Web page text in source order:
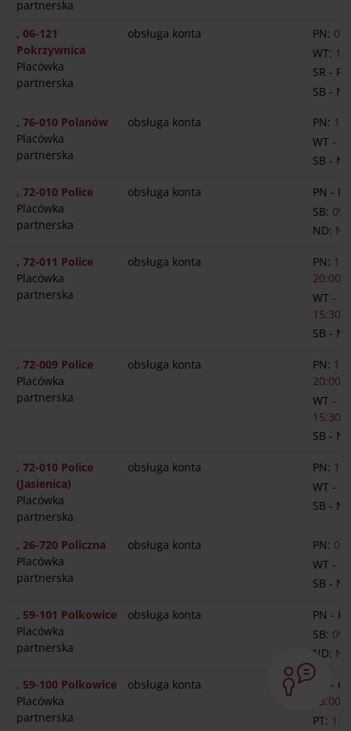
partnerska
, 06-121
Pokrzywnica
Placówka
partnerska
obsługa konta PN:
WT:
SR -
SB -
, 76-010 Polanów
Placówka
partnerska
obsługa konta PN:
WT -
SB -
, 72-010 Police
Placówka
partnerska
obsługa konta
PN -
SB:
ND:
, 72-011 Police
Placówka
partnerska
obsługa konta PN:
20:00
WT -
15:30-
SB -
, 72-009 Police
Placówka
partnerska
obsługa konta PN:
20:00
WT -
15:30-
SB -
, 72-010 Police
(Jasienica)
Placówka
partnerska
obsługa konta PN:
WT -
SB -
, 26-720 Policzna
Placówka
partnerska
obsługa konta PN:
WT -
SB -
, 59-101 Polkowice
Placówka
partnerska
obsługa konta
PN -
SB:
ND:
, 59-100 Polkowice
Placówka
partnerska
obsługa konta
PN -
13:00-
PT: